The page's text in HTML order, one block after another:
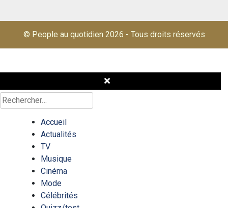
© People au quotidien 2026 - Tous droits réservés
Rechercher :
Accueil
Actualités
TV
Musique
Cinéma
Mode
Célébrités